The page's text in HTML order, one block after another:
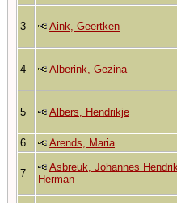
3 Aink, Geertken
4 Alberink, Gezina
5 Albers, Hendrikje
6 Arends, Maria
7
Asbreuk, Johannes
Herman